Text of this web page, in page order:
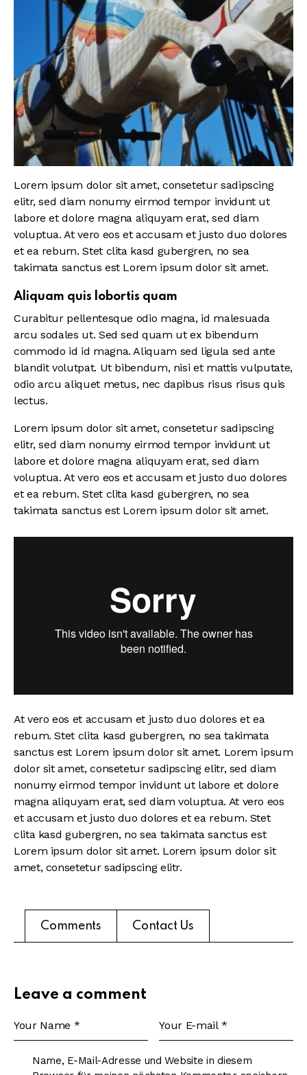
Lorem ipsum dolor sit amet, consetetur sadipscing
elitr, sed diam nonumy eirmod tempor invidunt ut
labore et dolore magna aliquyam erat, sed diam
voluptua. At vero eos et accusam et justo duo dolores
et ea rebum. Stet clita kasd gubergren, no sea
takimata sanctus est Lorem ipsum dolor sit amet.
Aliquam quis lobortis quam
Curabitur pellentesque odio magna, id malesuada
arcu sodales ut. Sed sed quam ut ex bibendum
commodo id id magna. Aliquam sed ligula sed ante
blandit volutpat. Ut bibendum, nisi et mattis vulputate,
odio arcu aliquet metus, nec dapibus risus risus quis
lectus.
Lorem ipsum dolor sit amet, consetetur sadipscing
elitr, sed diam nonumy eirmod tempor invidunt ut
labore et dolore magna aliquyam erat, sed diam
voluptua. At vero eos et accusam et justo duo dolores
et ea rebum. Stet clita kasd gubergren, no sea
takimata sanctus est Lorem ipsum dolor sit amet.
At vero eos et accusam et justo duo dolores et ea
rebum. Stet clita kasd gubergren, no sea takimata
sanctus est Lorem ipsum dolor sit amet. Lorem ipsum
dolor sit amet, consetetur sadipscing elitr, sed diam
nonumy eirmod tempor invidunt ut labore et dolore
magna aliquyam erat, sed diam voluptua. At vero eos
et accusam et justo duo dolores et ea rebum. Stet
clita kasd gubergren, no sea takimata sanctus est
Lorem ipsum dolor sit amet. Lorem ipsum dolor sit
amet, consetetur sadipscing elitr.
Comments Contact Us
Leave a comment
Name, E-Mail-Adresse und Website in diesem